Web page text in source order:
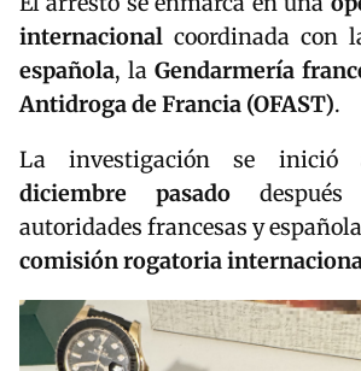
internacional coordinada con
española, la Gendarmería
Antidroga de Francia (OFAST).
La investigación se
diciembre pasado
autoridades francesas y
comisión rogatoria